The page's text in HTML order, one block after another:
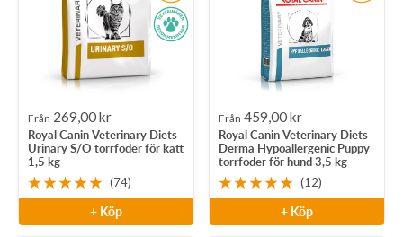
Rea-
pris
Från 269,00 kr
Royal Canin Veterinary Diets
Urinary S/O torrfoder för katt
1,5 kg
(74)
+ Köp
Rea-
pris
Från 459,00 kr
Royal Canin Veterinary Diets
Derma Hypoallergenic Puppy
torrfoder för hund 3,5 kg
(12)
+ Köp